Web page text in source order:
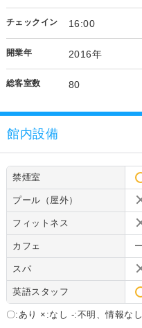
チェックイン 16:00
開業年 2016年
総客室数 80
館内設備
禁煙室
プール（屋外）
フィットネス
カフェ
スパ
英語スタッフ
〇:あり ×:なし -:不明、情報なし